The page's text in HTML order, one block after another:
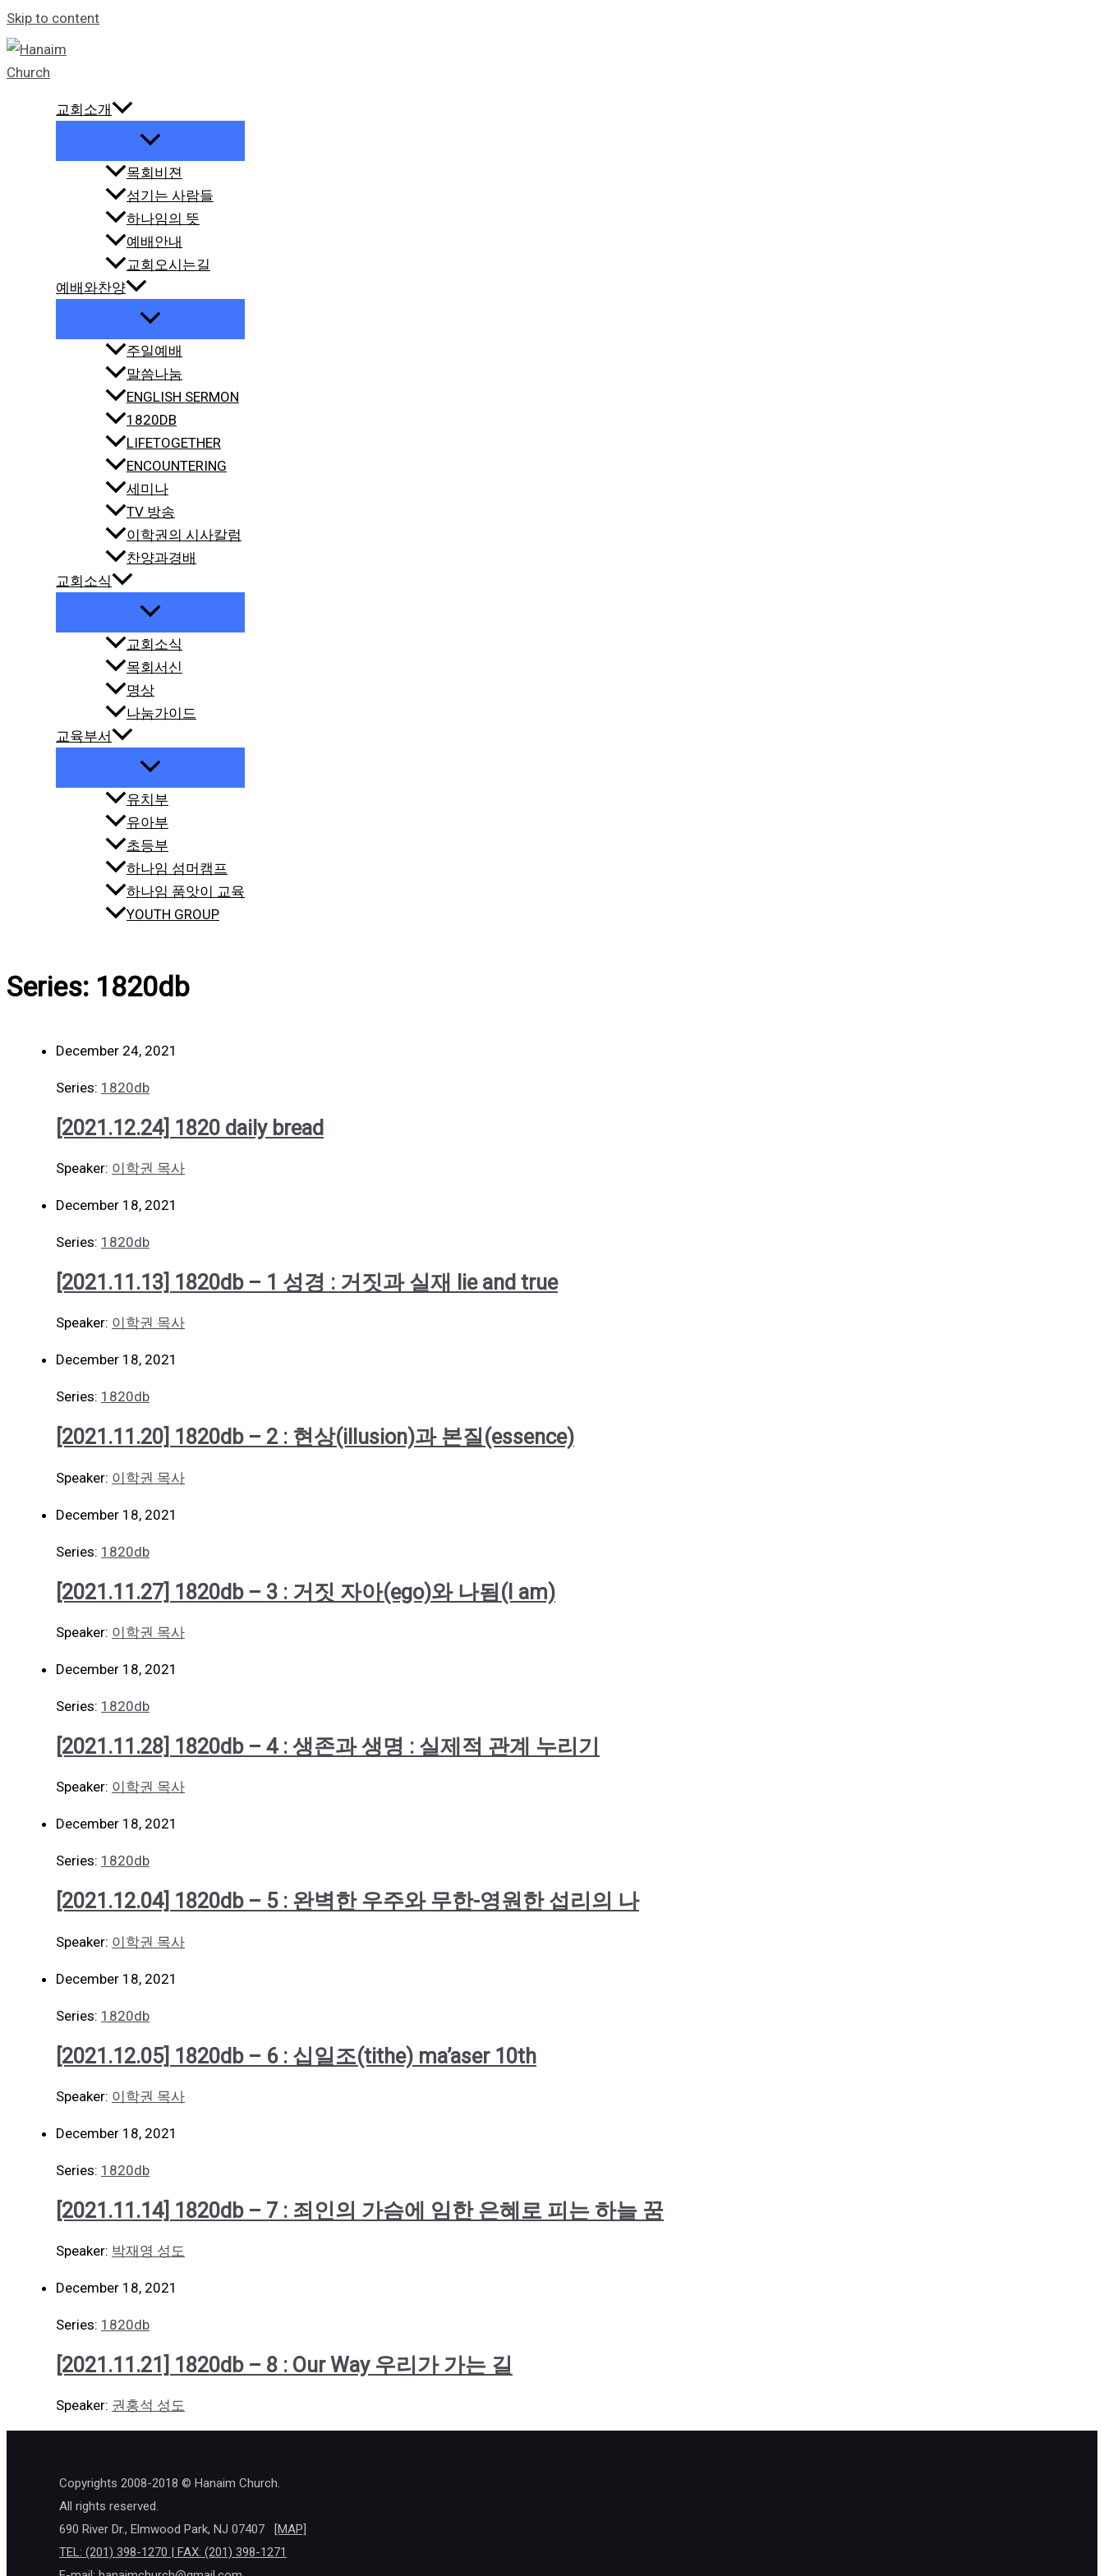
Skip to content
교회소개
목회비젼
섬기는 사람들
하나임의 뜻
예배안내
교회오시는길
예배와찬양
주일예배
말씀나눔
ENGLISH SERMON
1820DB
LIFETOGETHER
ENCOUNTERING
세미나
TV 방송
이학권의 시사칼럼
찬양과경배
교회소식
교회소식
목회서신
명상
나눔가이드
교육부서
유치부
유아부
초등부
하나임 섬머캠프
하나임 품앗이 교육
YOUTH GROUP
Series: 1820db
December 24, 2021
Series: 1820db
[2021.12.24] 1820 daily bread
Speaker: 이학권 목사
December 18, 2021
Series: 1820db
[2021.11.13] 1820db – 1 성경 : 거짓과 실재 lie and true
Speaker: 이학권 목사
December 18, 2021
Series: 1820db
[2021.11.20] 1820db – 2 : 현상(illusion)과 본질(essence)
Speaker: 이학권 목사
December 18, 2021
Series: 1820db
[2021.11.27] 1820db – 3 : 거짓 자아(ego)와 나됨(I am)
Speaker: 이학권 목사
December 18, 2021
Series: 1820db
[2021.11.28] 1820db – 4 : 생존과 생명 : 실제적 관계 누리기
Speaker: 이학권 목사
December 18, 2021
Series: 1820db
[2021.12.04] 1820db – 5 : 완벽한 우주와 무한-영원한 섭리의 나
Speaker: 이학권 목사
December 18, 2021
Series: 1820db
[2021.12.05] 1820db – 6 : 십일조(tithe) ma’aser 10th
Speaker: 이학권 목사
December 18, 2021
Series: 1820db
[2021.11.14] 1820db – 7 : 죄인의 가슴에 임한 은혜로 피는 하늘 꿈
Speaker: 박재영 성도
December 18, 2021
Series: 1820db
[2021.11.21] 1820db – 8 : Our Way 우리가 가는 길
Speaker: 권홍석 성도
Copyrights 2008-2018 © Hanaim Church.
All rights reserved.
690 River Dr., Elmwood Park, NJ 07407
[MAP]
TEL: (201) 398-1270 | FAX: (201) 398-1271